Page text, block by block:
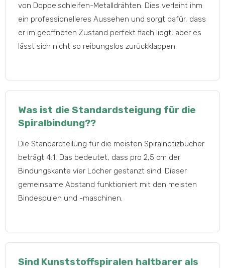
von Doppelschleifen-Metalldrähten. Dies verleiht ihm
ein professionelleres Aussehen und sorgt dafür, dass
er im geöffneten Zustand perfekt flach liegt, aber es
lässt sich nicht so reibungslos zurückklappen.
Was ist die Standardsteigung für die
Spiralbindung??
Die Standardteilung für die meisten Spiralnotizbücher
beträgt 4:1, Das bedeutet, dass pro 2,5 cm der
Bindungskante vier Löcher gestanzt sind. Dieser
gemeinsame Abstand funktioniert mit den meisten
Bindespulen und -maschinen.
Sind Kunststoffspiralen haltbarer als